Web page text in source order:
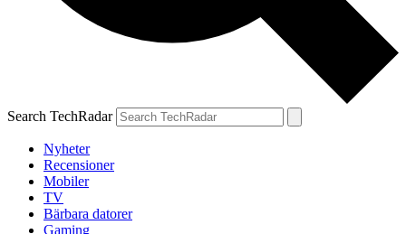
Search TechRadar
Nyheter
Recensioner
Mobiler
TV
Bärbara datorer
Gaming